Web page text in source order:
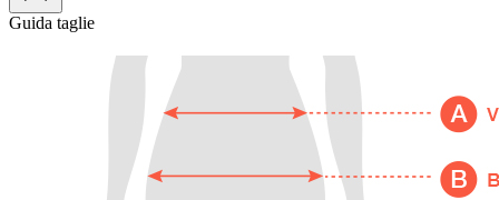
Guida taglie